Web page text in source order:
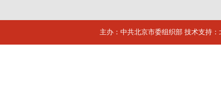
主办：中共北京市委组织部 技术支持